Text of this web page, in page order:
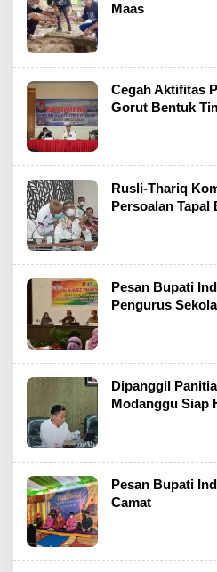
Maas
Cegah Aktifitas
Gorut Bentuk
Rusli-Thariq
Persoalan Tapal
Pesan Bupati
Pengurus
Dipanggil
Modanggu Siap
Pesan Bupati
Camat